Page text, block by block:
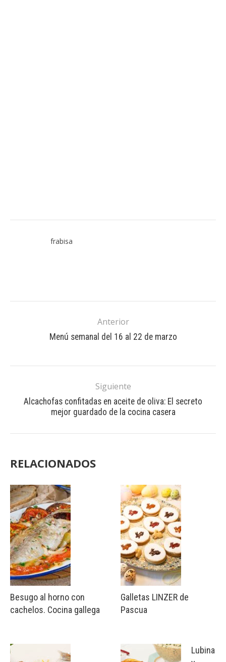
frabisa
Anterior
Menú semanal del 16 al 22 de marzo
Siguiente
Alcachofas confitadas en aceite de oliva: El secreto
mejor guardado de la cocina casera
RELACIONADOS
Besugo al horno con
cachelos. Cocina gallega
Galletas LINZER de
Pascua
Lubina